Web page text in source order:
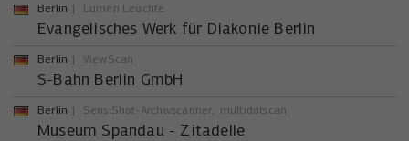
Berlin Lumen Leuchte
Evangelisches Werk für Diakonie Berlin
Berlin ViewScan
S-Bahn Berlin GmbH
Berlin SensiShot-Archivscanner multidotscan
Museum Spandau - Zitadelle